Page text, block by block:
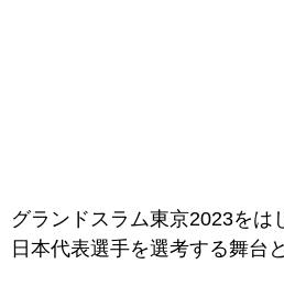
グランドスラム東京2023をは
日本代表選手を選考する舞台